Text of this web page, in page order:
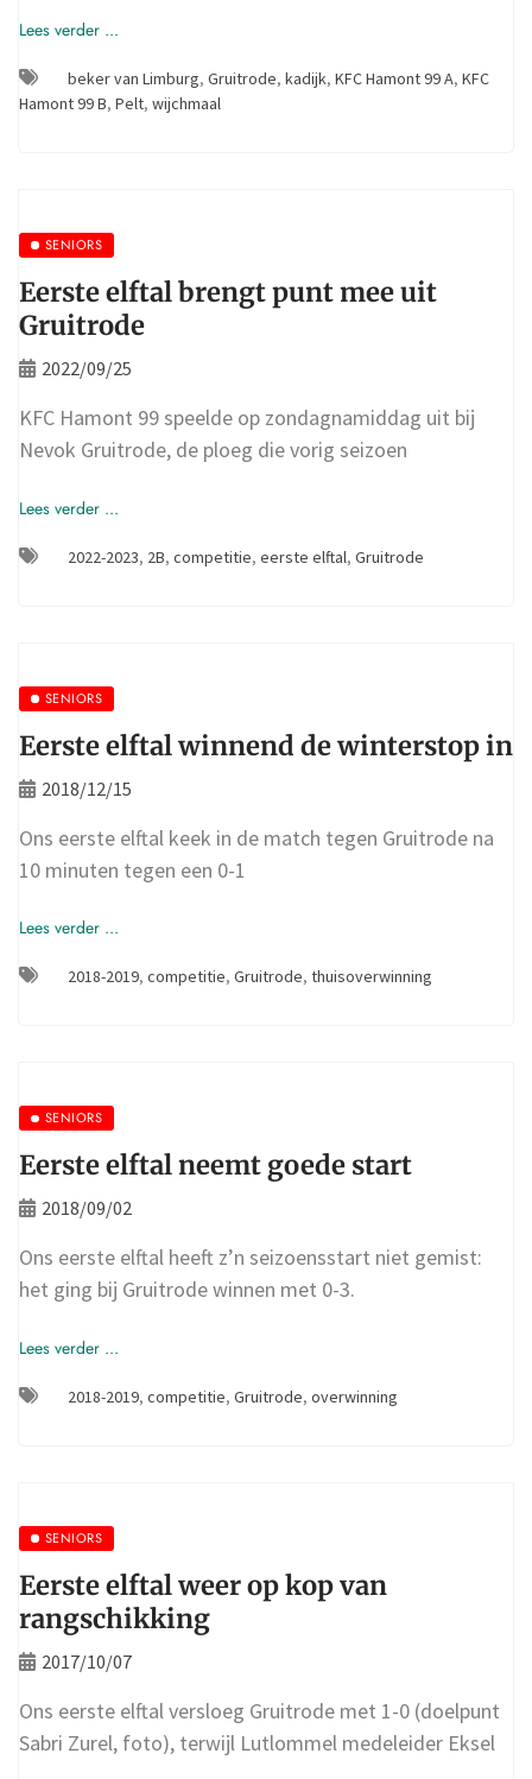
Lees verder ...
beker van Limburg, Gruitrode, kadijk, KFC Hamont 99 A, KFC
Hamont 99 B, Pelt, wijchmaal
SENIORS
Eerste elftal brengt punt mee uit
Gruitrode
2022/09/25
KFC Hamont 99 speelde op zondagnamiddag uit bij
Nevok Gruitrode, de ploeg die vorig seizoen
Lees verder ...
2022-2023, 2B, competitie, eerste elftal, Gruitrode
SENIORS
Eerste elftal winnend de winterstop in
2018/12/15
Ons eerste elftal keek in de match tegen Gruitrode na
10 minuten tegen een 0-1
Lees verder ...
2018-2019, competitie, Gruitrode, thuisoverwinning
SENIORS
Eerste elftal neemt goede start
2018/09/02
Ons eerste elftal heeft z’n seizoensstart niet gemist:
het ging bij Gruitrode winnen met 0-3.
Lees verder ...
2018-2019, competitie, Gruitrode, overwinning
SENIORS
Eerste elftal weer op kop van
rangschikking
2017/10/07
Ons eerste elftal versloeg Gruitrode met 1-0 (doelpunt
Sabri Zurel, foto), terwijl Lutlommel medeleider Eksel